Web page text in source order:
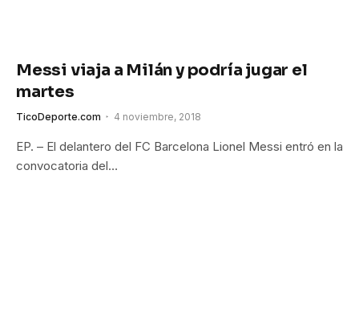
Messi viaja a Milán y podría jugar el
martes
TicoDeporte.com 4 noviembre, 2018
EP. – El delantero del FC Barcelona Lionel Messi entró en la
convocatoria del…